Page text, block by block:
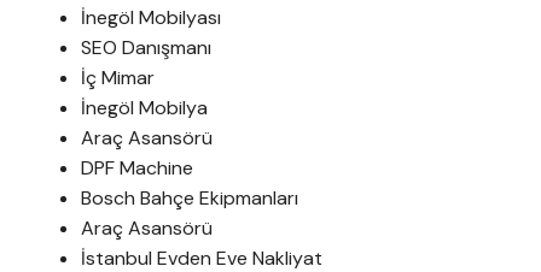
İnegöl Mobilyası
SEO Danışmanı
İç Mimar
İnegöl Mobilya
Araç Asansörü
DPF Machine
Bosch Bahçe Ekipmanları
Araç Asansörü
İstanbul Evden Eve Nakliyat